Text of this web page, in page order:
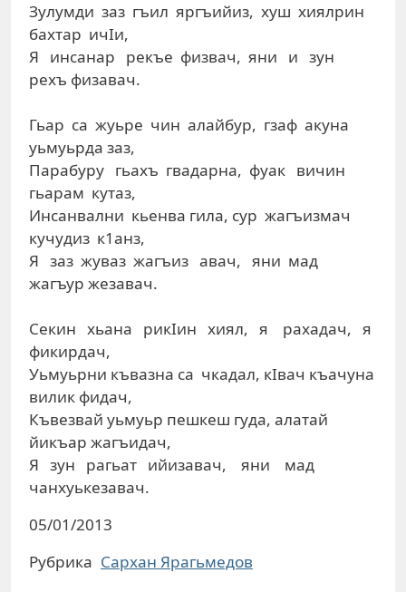
Зулумди заз гъил яргъийиз, хуш хиялрин
бахтар ичIи,
Я инсанар рекъе физвач, яни и зун
рехъ физавач.
Гьар са жуьре чин алайбур, гзаф акуна
уьмуьрда заз,
Парабуру гьахъ гвадарна, фуак вичин
гьарам кутаз,
Инсанвални кьенва гила, сур жагъизмач
кучудиз к1анз,
Я заз жуваз жагъиз авач, яни мад
жагъур жезавач.
Секин хьана рикIин хиял, я рахадач, я
фикирдач,
Уьмуьрни къвазна са чкадал, кIвач къачуна
вилик фидач,
Къвезвай уьмуьр пешкеш гуда, алатай
йикъар жагъидач,
Я зун рагьат ийизавач, яни мад
чанхуькезавач.
05/01/2013
Рубрика Сархан Ярагьмeдов